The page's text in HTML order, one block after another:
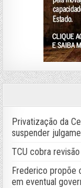
Privatização da
suspender
TCU cobra
Frederico propõe
em eventual